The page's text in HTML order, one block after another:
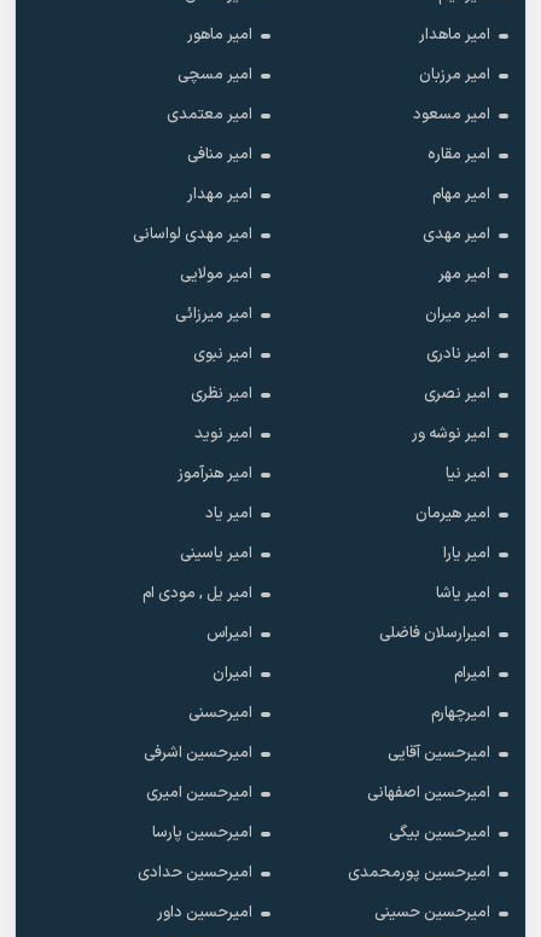
امیر ماهدار
امیر ماهور
امیر مرزبان
امیر مسچی
امیر مسعود
امیر معتمدی
امیر مقاره
امیر منافی
امیر مهام
امیر مهدار
امیر مهدی
امیر مهدی لواسانی
امیر مهر
امیر مولایی
امیر میران
امیر میرزائی
امیر نادری
امیر نبوی
امیر نصری
امیر نظری
امیر نوشه ور
امیر نوید
امیر نیا
امیر هنرآموز
امیر هیرمان
امیر یاد
امیر یارا
امیر یاسینی
امیر یاشا
امیر یل , مودی ام
امیرارسلان فاضلی
امیراس
امیرام
امیران
امیرچهارم
امیرحسنی
امیرحسین آقایی
امیرحسین اشرفی
امیرحسین اصفهانی
امیرحسین امیری
امیرحسین بیگی
امیرحسین پارسا
امیرحسین پورمحمدی
امیرحسین حدادی
امیرحسین حسینی
امیرحسین داور